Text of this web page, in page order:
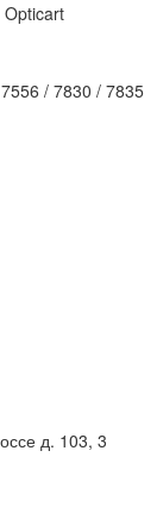
Opticart
/ 7830 / 7835
д. 103, 3